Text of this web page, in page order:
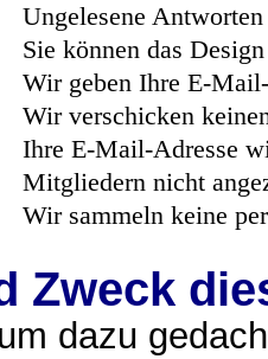
Ungelesene
Sie können das
Wir geben Ihre E-
Wir verschicken
Ihre E-Mail-Adresse
Mitgliedern nicht
Wir sammeln keine
Zweck
dazu